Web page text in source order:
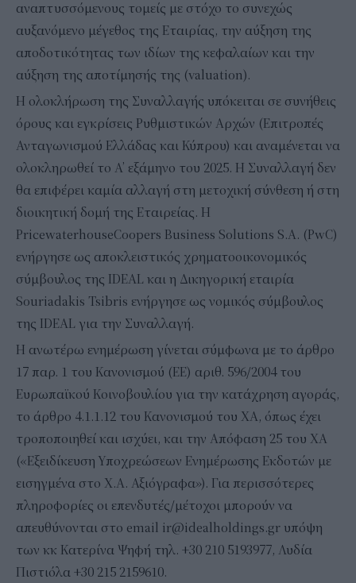
αναπτυσσόμενους τομείς με στόχο το συνεχώς
αυξανόμενο μέγεθος της Εταιρίας, την αύξηση της
αποδοτικότητας των ιδίων της κεφαλαίων και την
αύξηση της αποτίμησής της (valuation).
Η ολοκλήρωση της Συναλλαγής υπόκειται σε συνήθεις
όρους και εγκρίσεις Ρυθμιστικών Αρχών (Επιτροπές
Ανταγωνισμού Ελλάδας και Κύπρου) και αναμένεται να
ολοκληρωθεί το Α’ εξάμηνο του 2025. Η Συναλλαγή δεν
θα επιφέρει καμία αλλαγή στη μετοχική σύνθεση ή στη
διοικητική δομή της Εταιρείας. Η
PricewaterhouseCoopers Business Solutions S.A. (PwC)
ενήργησε ως αποκλειστικός χρηματοοικονομικός
σύμβουλος της IDEAL και η Δικηγορική εταιρία
Souriadakis Tsibris ενήργησε ως νομικός σύμβουλος
της IDEAL για την Συναλλαγή.
Η ανωτέρω ενημέρωση γίνεται σύμφωνα με το άρθρο
17 παρ. 1 του Κανονισμού (ΕΕ) αριθ. 596/2004 του
Ευρωπαϊκού Κοινοβουλίου για την κατάχρηση αγοράς,
το άρθρο 4.1.1.12 του Κανονισμού του ΧΑ, όπως έχει
τροποποιηθεί και ισχύει, και την Απόφαση 25 του ΧΑ
(«Εξειδίκευση Υποχρεώσεων Ενημέρωσης Εκδοτών με
εισηγμένα στο Χ.Α. Αξιόγραφα»). Για περισσότερες
πληροφορίες οι επενδυτές/μέτοχοι μπορούν να
απευθύνονται στο email ir@idealholdings.gr υπόψη
των κκ Κατερίνα Ψηφή τηλ. +30 210 5193977, Λυδία
Πιστιόλα +30 215 2159610.